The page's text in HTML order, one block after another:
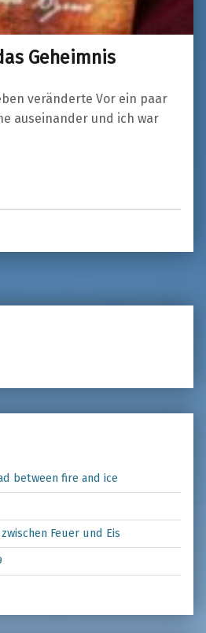
Geheimnis
veränderte Vor ein paar
auseinander und ich war
– das Geheimnis”
between fire and ice
Feuer und Eis